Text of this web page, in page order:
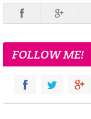
FOLLOW ME!